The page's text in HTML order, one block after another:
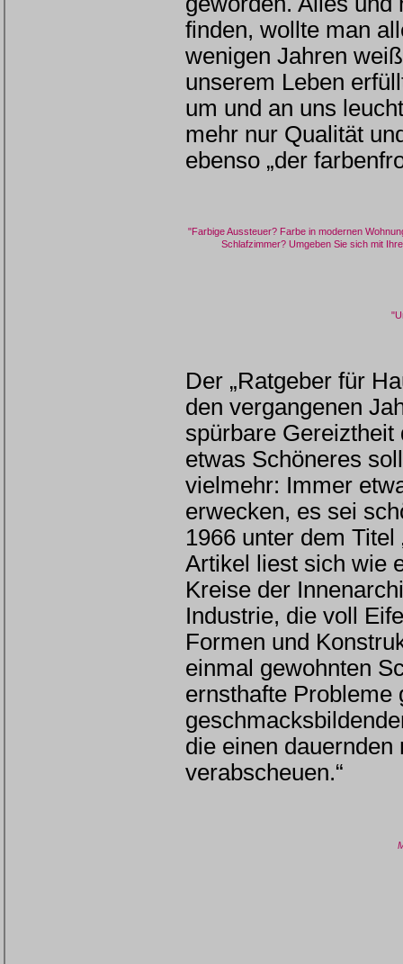
finden, wollte man
wenigen Jahren
unserem Leben
um und an uns
mehr nur Qualität
ebenso „der
"Farbige Aussteuer? Farbe in modernen
Schlafzimmer? Umgeben Sie sich mit
Der „Ratgeber für
den vergangenen
spürbare Gereiztheit
etwas Schöneres
vielmehr: Immer
erwecken, es sei
1966 unter dem
Artikel liest sich wie
Kreise der
Industrie, die voll
Formen und
einmal gewohnten
ernsthafte Probleme
die einen
verabscheuen.“